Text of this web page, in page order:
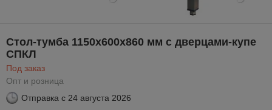
Стол-тумба 1150х600х860 мм с дверцами-купе
СПКЛ
Под заказ
Опт и розница
Отправка с 24 августа 2026